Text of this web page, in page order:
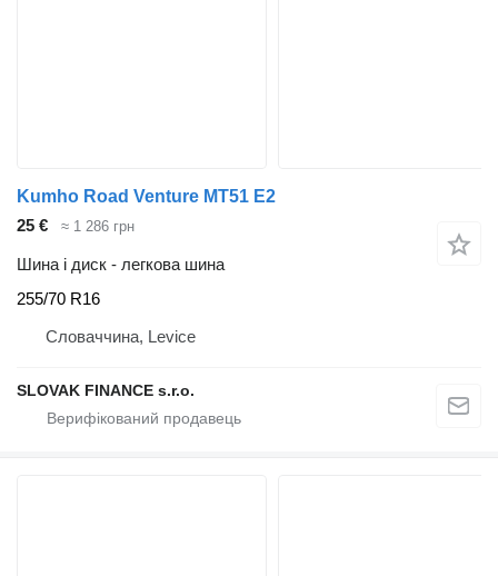
Kumho Road Venture MT51 E2
25 €
≈ 1 286 грн
Шина і диск - легкова шина
255/70 R16
Словаччина, Levice
SLOVAK FINANCE s.r.o.